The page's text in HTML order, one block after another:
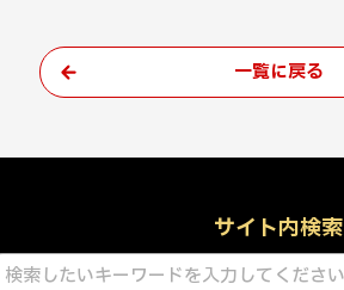
一覧に戻る
サイト内検索